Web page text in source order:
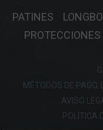
PATINES
PROTECCIONES
MÉTODOS DE PAGO,
AVISO
POLÍTICA